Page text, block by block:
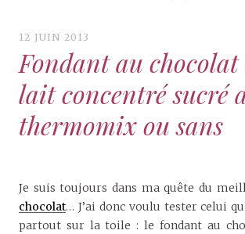
12 JUIN 2013
Fondant au chocolat
lait concentré sucré
thermomix ou sans
Je suis toujours dans ma quête du
chocolat… J’ai donc voulu tester celui
partout sur la toile : le fondant au